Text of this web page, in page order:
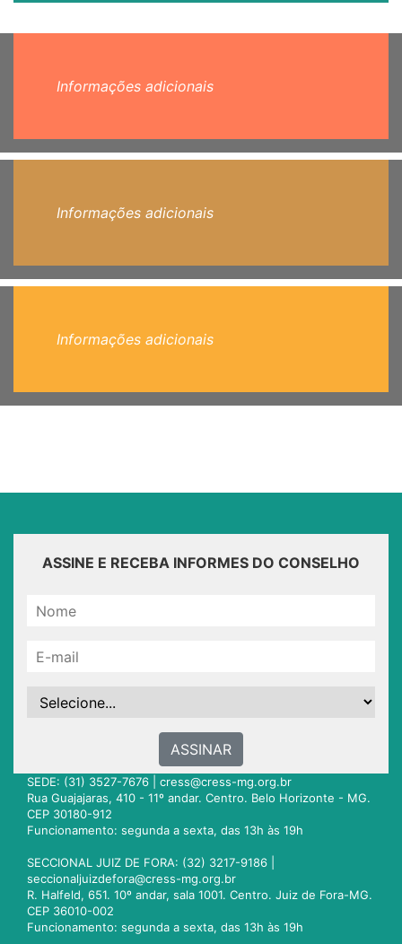
Informações adicionais
Informações adicionais
Informações adicionais
ASSINE E RECEBA INFORMES DO CONSELHO
ASSINAR
SEDE: (31) 3527-7676 | cress@cress-mg.org.br
Rua Guajajaras, 410 - 11º andar. Centro. Belo Horizonte - MG.
CEP 30180-912
Funcionamento: segunda a sexta, das 13h às 19h
SECCIONAL JUIZ DE FORA: (32) 3217-9186 |
seccionaljuizdefora@cress-mg.org.br
R. Halfeld, 651. 10º andar, sala 1001. Centro. Juiz de Fora-MG.
CEP 36010-002
Funcionamento: segunda a sexta, das 13h às 19h